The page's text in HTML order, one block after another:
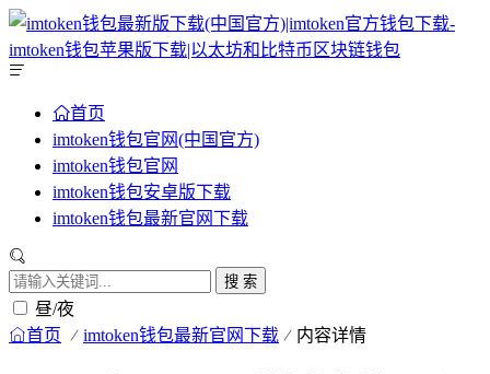
首页
imtoken钱包官网(中国官方)
imtoken钱包官网
imtoken钱包安卓版下载
imtoken钱包最新官网下载
搜 索
昼/夜
首页 imtoken钱包最新官网下载 内容详情